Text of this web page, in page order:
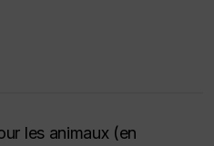
les animaux (en